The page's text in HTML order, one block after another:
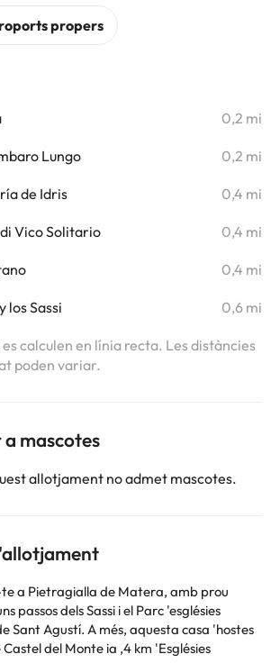
0,2 mi
Lungo 0,2 mi
de Idris 0,4 mi
Vico Solitario 0,4 mi
0,4 mi
los Sassi 0,6 mi
calculen en línia recta. Les distàncies
poden variar.
mascotes
allotjament no admet mascotes.
a Pietragialla de Matera, amb prou
passos dels Sassi i el Parc 'esglésies
Sant Agustí. A més, aquesta casa 'hostes
del Monte ia ,4 km 'Esglésies